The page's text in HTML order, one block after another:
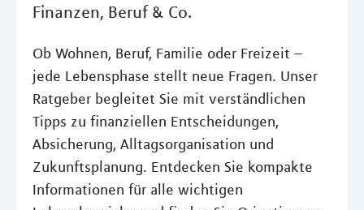
Finanzen, Beruf & Co.
Ob Wohnen, Beruf, Familie oder Freizeit –
jede Lebensphase stellt neue Fragen. Unser
Ratgeber begleitet Sie mit verständlichen
Tipps zu finanziellen Entscheidungen,
Absicherung, Alltagsorganisation und
Zukunftsplanung. Entdecken Sie kompakte
Informationen für alle wichtigen